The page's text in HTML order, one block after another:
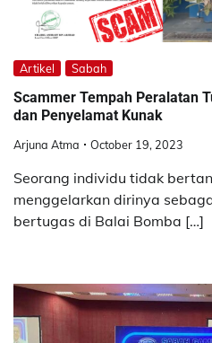
Artikel Sabah
Scammer Tempah Peralatan
dan Penyelamat Kunak
Arjuna Atma October 19, 2023
Seorang individu tidak
menggelarkan dirinya
bertugas di Balai Bomba […]